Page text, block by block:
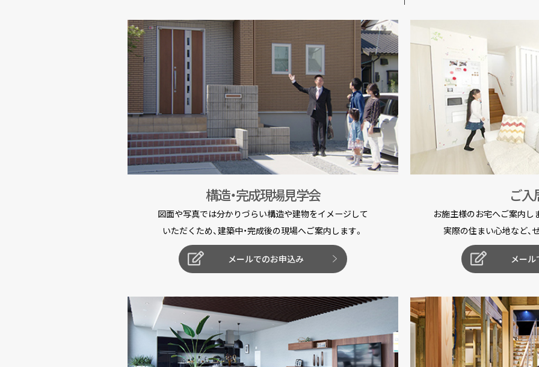
構造・完成現場見学会
図面や写真では分かりづらい構造や建物をイメージして
いただくため、建築中・完成後の現場へご案内します。
メールでのお申込み
ご入
お施主様のお宅へご案内し
実際の住まい心地など、
メー